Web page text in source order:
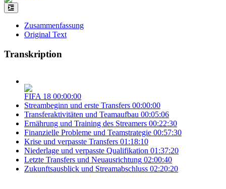
Zusammenfassung
Original Text
Transkription
FIFA 18 00:00:00
Streambeginn und erste Transfers 00:00:00
Transferaktivitäten und Teamaufbau 00:05:06
Ernährung und Training des Streamers 00:22:30
Finanzielle Probleme und Teamstrategie 00:57:30
Krise und verpasste Transfers 01:18:10
Niederlage und verpasste Qualifikation 01:37:20
Letzte Transfers und Neuausrichtung 02:00:40
Zukunftsausblick und Streamabschluss 02:20:20